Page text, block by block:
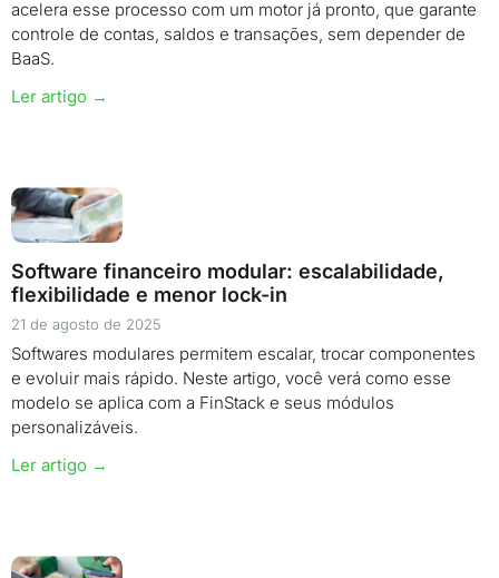
acelera esse processo com um motor já pronto, que garante
controle de contas, saldos e transações, sem depender de
BaaS.
Ler artigo →
Software financeiro modular: escalabilidade,
flexibilidade e menor lock-in
21 de agosto de 2025
Softwares modulares permitem escalar, trocar componentes
e evoluir mais rápido. Neste artigo, você verá como esse
modelo se aplica com a FinStack e seus módulos
personalizáveis.
Ler artigo →